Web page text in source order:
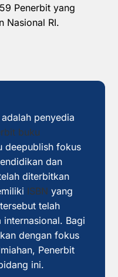
Penerbit yang
Nasional RI.
penyedia
buku
deepublish fokus
dan
diterbitkan
ISBN yang
telah
Bagi
dengan fokus
Penerbit
ini.